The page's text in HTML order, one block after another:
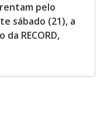
pelo
sábado (21), a
RECORD,